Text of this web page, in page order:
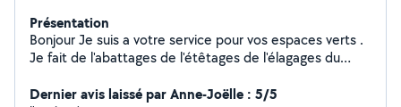
Présentation
Bonjour Je suis a votre service pour vos espaces verts .
Je fait de l'abattages de l'étêtages de l'élagages du
déplace dans un rayon de 80km autour de moi . Mes
Dernier avis laissé par Anne-Joëlle : 5/5